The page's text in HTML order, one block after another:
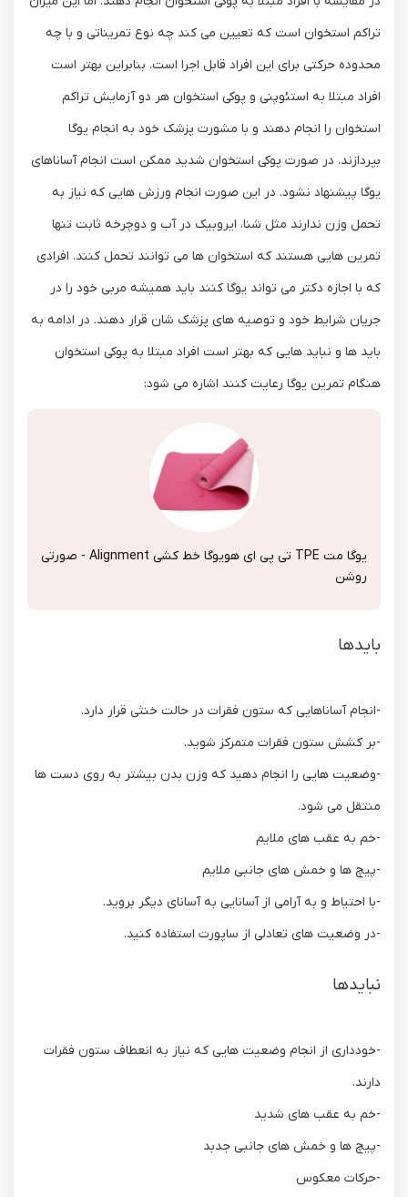
تراکم استخوان است که تعیین می کند چه نوع تمریناتی و با چه
محدوده حرکتی برای این افراد قابل اجرا است. بنابراین بهتر است
افراد مبتلا به استئوپنی و پوکی استخوان هر دو آزمایش تراکم
استخوان را انجام دهند و با مشورت پزشک خود به انجام یوگا
بپردازند. در صورت پوکی استخوان شدید ممکن است انجام آساناهای
یوگا پیشنهاد نشود. در این صورت انجام ورزش هایی که نیاز به
تحمل وزن ندارند مثل شنا، ایروبیک در آب و دوچرخه ثابت تنها
تمرین هایی هستند که استخوان ها می توانند تحمل کنند. افرادی
که با اجازه دکتر می تواند یوگا کنند باید همیشه مربی خود را در
جریان شرایط خود و توصیه های پزشک شان قرار دهند. در ادامه به
باید ها و نباید هایی که بهتر است افراد مبتلا به پوکی استخوان
هنگام تمرین یوگا رعایت کنند اشاره می شود:
یوگا مت TPE تی پی ای هویوگا خط کشی Alignment - صورتی
روشن
بایدها
-انجام آساناهایی که ستون فقرات در حالت خنثی قرار دارد.
-بر کشش ستون فقرات متمرکز شوید.
-وضعیت هایی را انجام دهید که وزن بدن بیشتر به روی دست ها
منتقل می شود.
-خم به عقب های ملایم
-پیچ ها و خمش های جانبی ملایم
-با احتیاط و به آرامی از آسانایی به آسانای دیگر بروید.
-در وضعیت های تعادلی از ساپورت استفاده کنید.
نبایدها
-خودداری از انجام وضعیت هایی که نیاز به انعطاف ستون فقرات
دارند.
-خم به عقب های شدید
-پیچ ها و خمش های جانبی جدبد
-حرکات معکوس